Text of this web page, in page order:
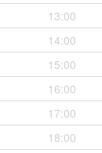
13:00
14:00
15:00
16:00
17:00
18:00